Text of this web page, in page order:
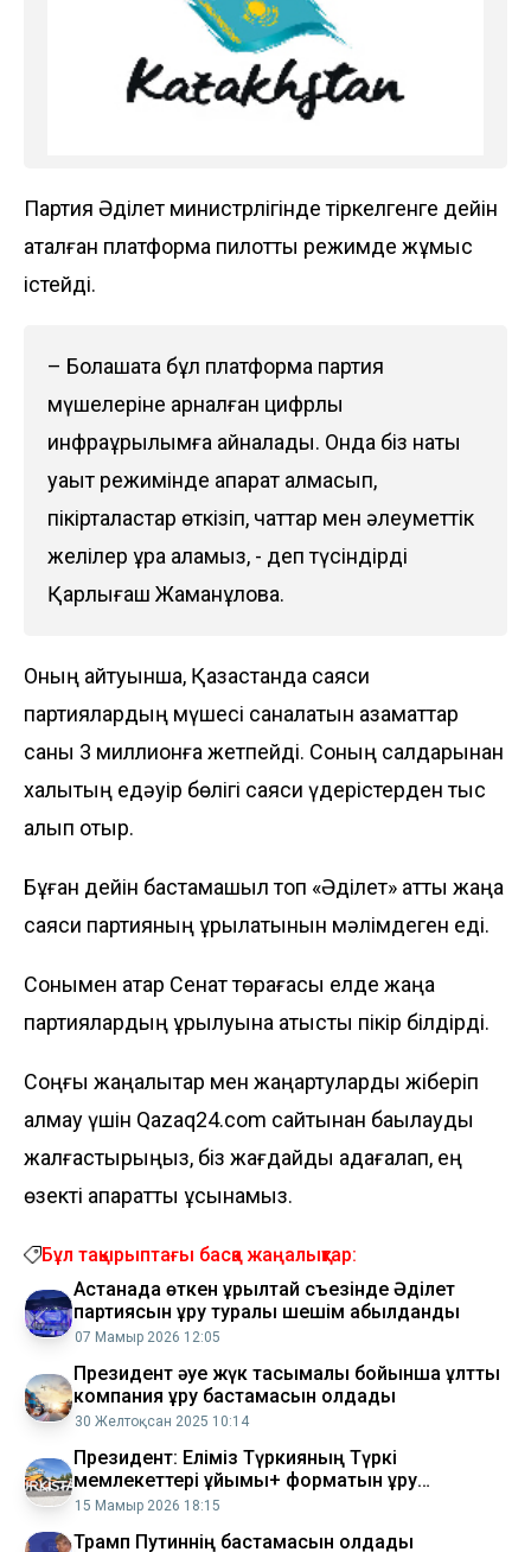
Партия Әділет министрлігінде тіркелгенге дейін
аталған платформа пилоттық режимде жұмыс
істейді.
– Болашақта бұл платформа партия
мүшелеріне арналған цифрлық
инфрақұрылымға айналады. Онда біз нақты
уақыт режимінде ақпарат алмасып,
пікірталастар өткізіп, чаттар мен әлеуметтік
желілер құра аламыз, - деп түсіндірді
Қарлығаш Жаманқұлова.
Оның айтуынша, Қазақстанда саяси
партиялардың мүшесі саналатын азаматтар
саны 3 миллионға жетпейді. Соның салдарынан
халықтың едәуір бөлігі саяси үдерістерден тыс
қалып отыр.
Бұған дейін бастамашыл топ «Әділет» атты жаңа
саяси партияның құрылатынын мәлімдеген еді.
Сонымен қатар Сенат төрағасы елде жаңа
партиялардың құрылуына қатысты пікір білдірді.
Соңғы жаңалықтар мен жаңартуларды жіберіп
алмау үшін Qazaq24.com сайтынан бақылауды
жалғастырыңыз, біз жағдайды қадағалап, ең
өзекті ақпаратты ұсынамыз.
Бұл тақырыптағы басқа жаңалықтар:
Астанада өткен құрылтай съезінде Әділет
партиясын құру туралы шешім қабылданды
07 Мамыр 2026 12:05
Президент әуе жүк тасымалы бойынша ұлттық
компания құру бастамасын қолдады
30 Желтоқсан 2025 10:14
Президент: Еліміз Түркияның Түркі
мемлекеттері ұйымы+ форматын құру
бастамасын қолдады
15 Мамыр 2026 18:15
Трамп Путиннің бастамасын қолдады